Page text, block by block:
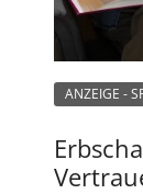
ANZEIGE -